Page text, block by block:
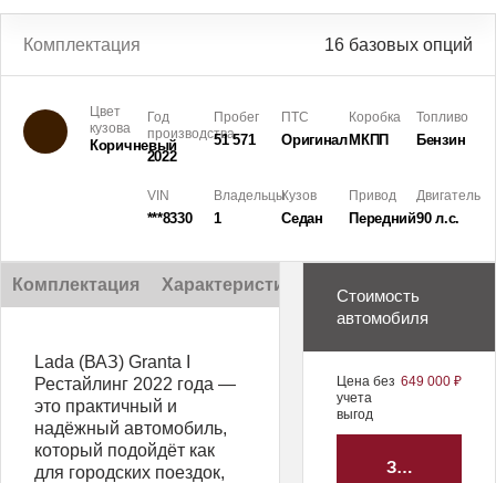
Комплектация 16 базовых опций
Цвет
кузова
Коричневый
Год
производства
2022
Пробег
51 571
ПТС
Оригинал
Коробка
МКПП
Топливо
Бензин
VIN
***8330
Владельцы
1
Кузов
Седан
Привод
Передний
Двигатель
90 л.с.
Комплектация Характеристики
Lada (ВАЗ) Granta I
Рестайлинг 2022 года —
это практичный и
надёжный автомобиль,
который подойдёт как
для городских поездок,
Стоимость
автомобиля
Цена без
учета
выгод
649 000 ₽